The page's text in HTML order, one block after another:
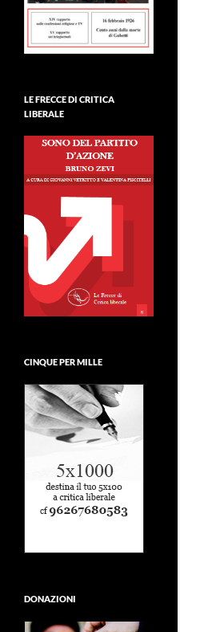
LE FRECCE DI CRITICA
LIBERALE
CINQUE PER MILLE
DONAZIONI